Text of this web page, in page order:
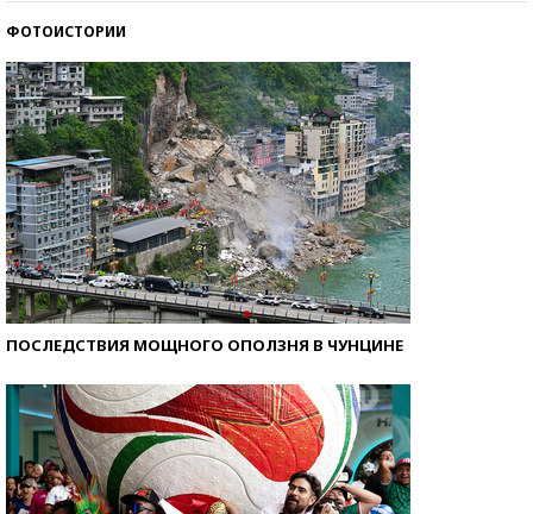
ФОТОИСТОРИИ
ПОСЛЕДСТВИЯ МОЩНОГО ОПОЛЗНЯ В ЧУНЦИНЕ